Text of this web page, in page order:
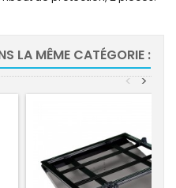
LA MÊME CATÉGORIE :
>
<